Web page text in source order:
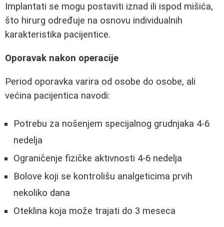
Implantati se mogu postaviti iznad ili ispod mišića,
što hirurg određuje na osnovu individualnih
karakteristika pacijentice.
Oporavak nakon operacije
Period oporavka varira od osobe do osobe, ali
većina pacijentica navodi:
Potrebu za nošenjem specijalnog grudnjaka 4-6
nedelja
Ograničenje fizičke aktivnosti 4-6 nedelja
Bolove koji se kontrolišu analgeticima prvih
nekoliko dana
Oteklina koja može trajati do 3 meseca